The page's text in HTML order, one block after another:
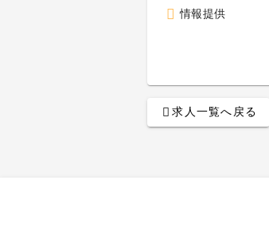
情報提供
求人一覧へ戻る